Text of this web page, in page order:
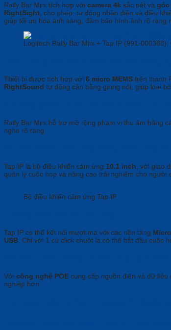
Rally Bar Mini tích hợp với camera 4k sắc nét và góc
RightSight , cho phép tự động nhận diện và điều
giúp tối ưu hóa ánh sáng, đảm bảo hình ảnh rõ ràng
Logitech Rally Bar Mini + Tap IP (991-
Thiết bị được tích hợp với 6 micro MEMS trên thanh
RightSound tự động cân bằng giọng nói, giúp loại
Rally Bar Mini hỗ trợ mở rộng phạm vi thu âm bằng
nghe rõ ràng.
Tap IP là bộ điều khiển cảm ứng 10.1 inch , với giao
quản lý cuộc họp và nâng cao trải nghiệm cho người
Bộ điều khiển cảm ứng Tap IP
Tap IP có thể kết nối mượt mà với các nền tảng
USB . Chỉ với 1 cú click chuột là có thể bắt đầu cuộc
Với công nghệ POE cung cấp nguồn điện và dữ liệu
nghiệp hơn.